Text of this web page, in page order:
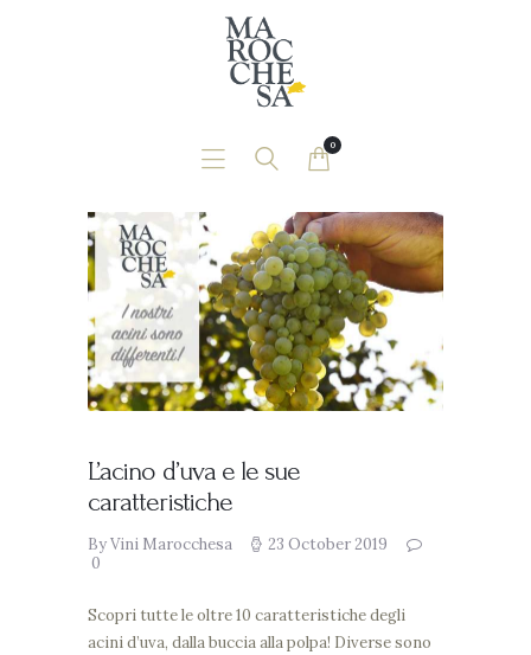
0
L’acino d’uva e le sue
caratteristiche
By Vini Marocchesa
23 October 2019
0
Scopri tutte le oltre 10 caratteristiche degli
acini d’uva, dalla buccia alla polpa! Diverse sono